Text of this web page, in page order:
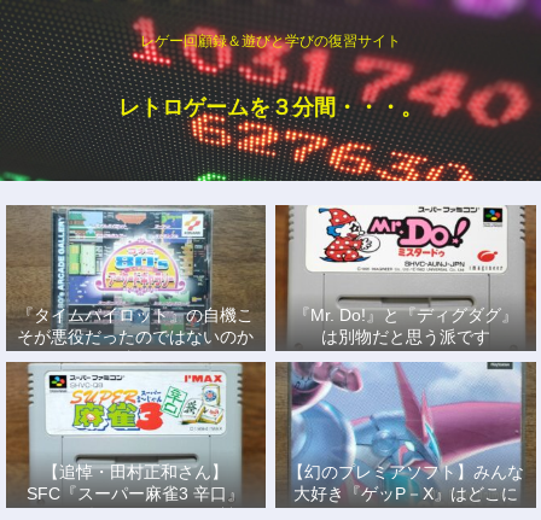
レゲー回顧録＆遊びと学びの復習サイト
レトロゲームを３分間・・・。
『タイムパイロット』の自機こ
そが悪役だったのではないのか
説
『Mr. Do!』と『ディグダグ』
は別物だと思う派です
【追悼・田村正和さん】
SFC『スーパー麻雀3 辛口』
で、あの名優になりきって戦っ
【幻のプレミアソフト】みんな
大好き『ゲッP－X』はどこに
もない！